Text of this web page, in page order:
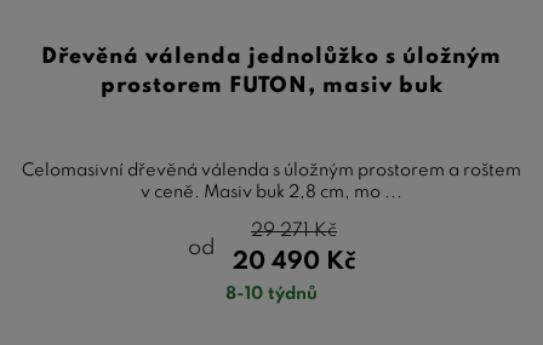
Dřevěná válenda jednolůžko s úložným
prostorem FUTON, masiv buk
Celomasivní dřevěná válenda s úložným prostorem a roštem
v ceně. Masiv buk 2,8 cm, mo ...
od
20 490 Kč
29 271Kč
8-10 týdnů